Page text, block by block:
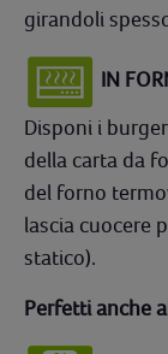
girandoli
IN
Disponi i
della carta da
del forno
lascia cuocere
statico).
Perfetti anche